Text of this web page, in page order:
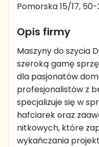
Pomorska 15/17,
Opis firmy
Maszyny do szycia
szeroką gamę
dla pasjonatów
profesjonalistów z
specjalizuje się w
hafciarek oraz
nitkowych, które
wykańczania